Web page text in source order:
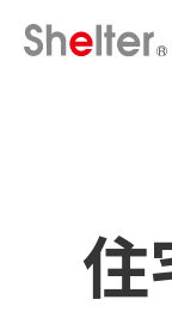
住